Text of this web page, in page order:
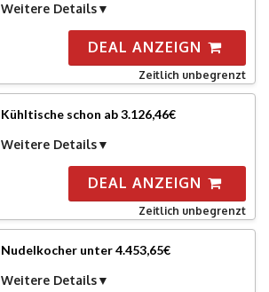
Weitere Details
DEAL ANZEIGN
Zeitlich unbegrenzt
Kühltische schon ab 3.126,46€
Weitere Details
DEAL ANZEIGN
Zeitlich unbegrenzt
Nudelkocher unter 4.453,65€
Weitere Details